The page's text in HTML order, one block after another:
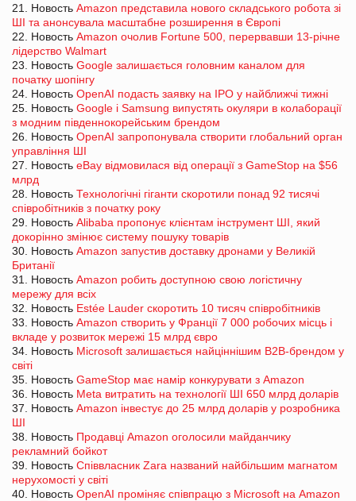
21. Новость Amazon представила нового складського робота зі
ШІ та анонсувала масштабне розширення в Європі
22. Новость Amazon очолив Fortune 500, перервавши 13-річне
лідерство Walmart
23. Новость Google залишається головним каналом для
початку шопінгу
24. Новость OpenAI подасть заявку на IPO у найближчі тижні
25. Новость Google і Samsung випустять окуляри в колаборації
з модним південнокорейським брендом
26. Новость OpenAI запропонувала створити глобальний орган
управління ШІ
27. Новость eBay відмовилася від операції з GameStop на $56
млрд
28. Новость Технологічні гіганти скоротили понад 92 тисячі
співробітників з початку року
29. Новость Alibaba пропонує клієнтам інструмент ШІ, який
докорінно змінює систему пошуку товарів
30. Новость Amazon запустив доставку дронами у Великій
Британії
31. Новость Amazon робить доступною свою логістичну
мережу для всіх
32. Новость Estée Lauder скоротить 10 тисяч співробітників
33. Новость Amazon створить у Франції 7 000 робочих місць і
вкладе у розвиток мережі 15 млрд євро
34. Новость Microsoft залишається найціннішим B2B-брендом у
світі
35. Новость GameStop має намір конкурувати з Amazon
36. Новость Meta витратить на технології ШІ 650 млрд доларів
37. Новость Amazon інвестує до 25 млрд доларів у розробника
ШІ
38. Новость Продавці Amazon оголосили майданчику
рекламний бойкот
39. Новость Співвласник Zara названий найбільшим магнатом
нерухомості у світі
40. Новость OpenAI проміняє співпрацю з Microsoft на Amazon